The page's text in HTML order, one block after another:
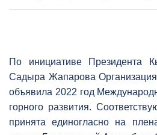
По инициативе Президента
Садыра Жапарова
объявила 2022 год
горного развития.
принята единогласно на